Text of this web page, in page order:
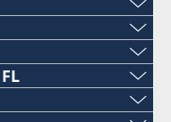
är permanent
ambassad i
är tillfälligt stängt.
i